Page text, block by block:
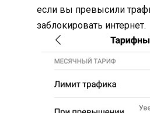
если вы превысили
заблокировать интернет.